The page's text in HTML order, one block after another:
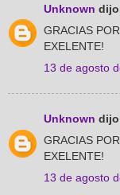
Unknown
GRACIAS
EXELENTE!
13 de agosto
Unknown
GRACIAS
EXELENTE!
13 de agosto